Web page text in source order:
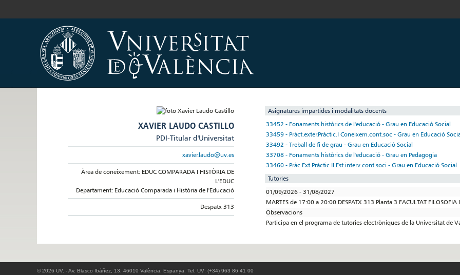
XAVIER LAUDO CASTILLO
PDI-Titular d'Universitat
xavier.laudo@uv.es
Àrea de coneixement: EDUC COMPARADA I HISTÒRIA DE
L'EDUC
Departament: Educació Comparada i Història de l'Educació
Despatx 313
Asignatures impartides i modalitats docents
33452 - Fonaments històrics de l'educació - Grau en Educació Social
33459 - Pràct.exter.Pràctic.I Coneixem.cont.soc - Grau en Educació
33492 - Treball de fi de grau - Grau en Educació Social
33708 - Fonaments històrics de l'educació - Grau en Pedagogia
33460 - Pràc.Ext.Pràctic II.Est.interv.cont.soci - Grau en Educació Social
Tutories
01/09/2026 - 31/08/2027
MARTES de 17:00 a 20:00 DESPATX 313 Planta 3 FACULTAT FILOSOFIA
Observacions
Participa en el programa de tutories electròniques de la Universitat de
© 2026 UV. - Av. Blasco Ibáñez, 13. 46010 València. Espanya. Tel. UV: (+34) 963 86 41 00